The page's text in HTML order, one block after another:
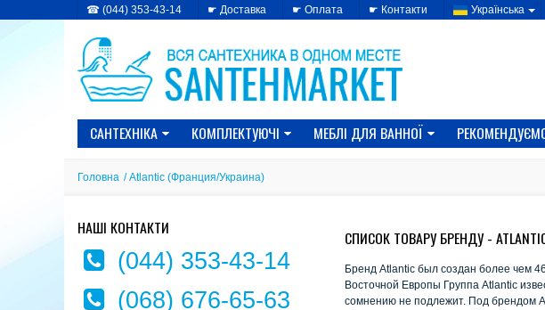
☎ (044) 353-43-14 ☛ Доставка ☛ Оплата ☛ Контакти Українська
САНТЕХНІКА КОМПЛЕКТУЮЧІ МЕБЛІ ДЛЯ ВАННОЇ
Головна / Atlantic (Франция/Украина)
НАШІ КОНТАКТИ
(044) 353-43-14
(068) 676-65-63
СПИСОК ТОВАРУ БРЕНДУ -
Бренд Atlantic был создан более чем
Восточной Европы Группа Atlantic
сомнению не подлежит. Под брендом